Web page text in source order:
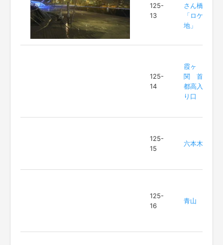
125-
13
さん橋
「ロケ
地」
125-
14
霞ヶ
関 首
都高入
り口
125-
15
六本木
125-
16
青山